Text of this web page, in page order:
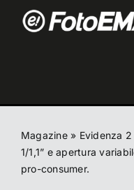
Fotografia
Video &
Magazine» Evidenza 2
1/1,1” e apertura
pro-consumer.